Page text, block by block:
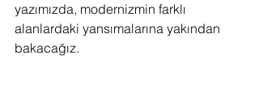
yazımızda, modernizmin farklı
alanlardaki yansımalarına yakından
bakacağız.